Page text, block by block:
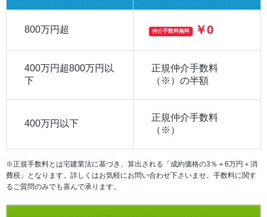
800万円超 仲介手数料無料 ￥0
400万円超800万円以
下
正規仲介手数料
（※）の半額
400万円以下
正規仲介手数料
（※）
※正規手数料とは宅建業法に基づき、算出される「成約価格の3％＋6万円＋消
費税」となります。詳しくはお気軽にお問い合わせ下さいませ。手数料に関す
るご質問のみでも喜んで承ります。